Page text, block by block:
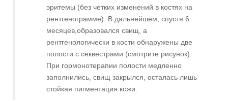
эритемы (без четких изменений в костях на
рентгенограмме). В дальнейшем, спустя 6
месяцев,образовался свищ, а
рентгенологически в кости обнаружены две
полости с секвестрами (смотрите рисунок).
При гормонотерапии полости медленно
заполнились, свищ закрылся, осталась лишь
стойкая пигментация кожи.